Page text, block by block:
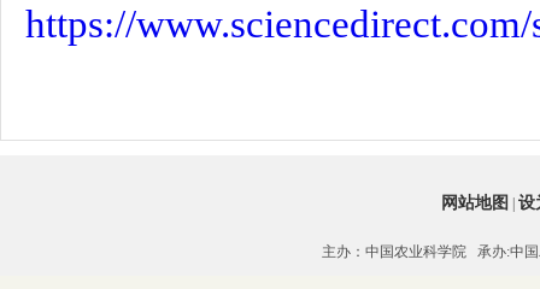
https://
网站地图 设
主办：中国农业科学院 承办:中